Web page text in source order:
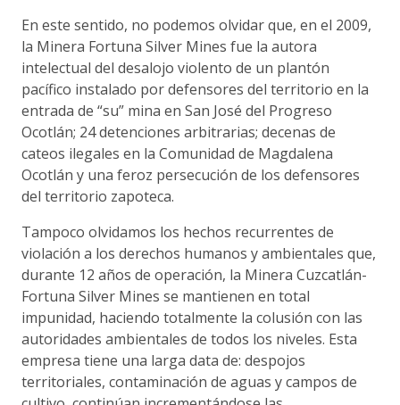
En este sentido, no podemos olvidar que, en el 2009,
la Minera Fortuna Silver Mines fue la autora
intelectual del desalojo violento de un plantón
pacífico instalado por defensores del territorio en la
entrada de “su” mina en San José del Progreso
Ocotlán; 24 detenciones arbitrarias; decenas de
cateos ilegales en la Comunidad de Magdalena
Ocotlán y una feroz persecución de los defensores
del territorio zapoteca.
Tampoco olvidamos los hechos recurrentes de
violación a los derechos humanos y ambientales que,
durante 12 años de operación, la Minera Cuzcatlán-
Fortuna Silver Mines se mantienen en total
impunidad, haciendo totalmente la colusión con las
autoridades ambientales de todos los niveles. Esta
empresa tiene una larga data de: despojos
territoriales, contaminación de aguas y campos de